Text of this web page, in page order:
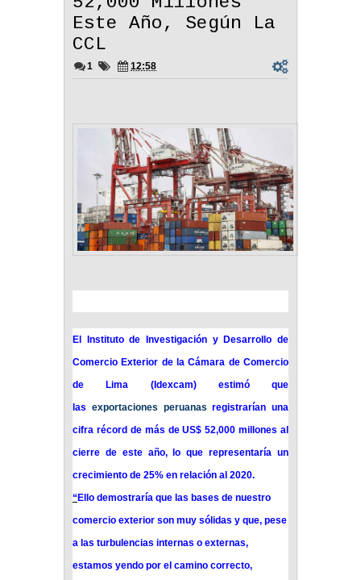
Este Año, Según La
CCL
1 12:58
El Instituto de Investigación y Desarrollo de
Comercio Exterior de la Cámara de Comercio
de Lima (Idexcam) estimó que
las exportaciones peruanas registrarían una
cifra récord de más de US$ 52,000 millones al
cierre de este año, lo que representaría un
crecimiento de 25% en relación al 2020.
“Ello demostraría que las bases de nuestro
comercio exterior son muy sólidas y que, pese
a las turbulencias internas o externas,
estamos yendo por el camino correcto,